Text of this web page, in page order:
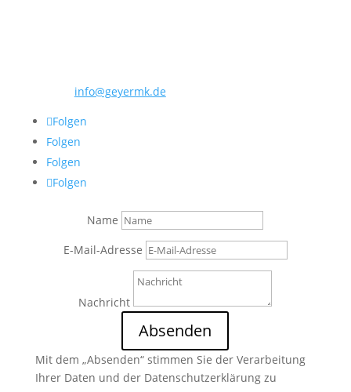
info@geyermk.de
Folgen
Folgen
Folgen
Folgen
Name
E-Mail-Adresse
Nachricht
Absenden
Mit dem „Absenden“ stimmen Sie der Verarbeitung
Ihrer Daten und der Datenschutzerklärung zu